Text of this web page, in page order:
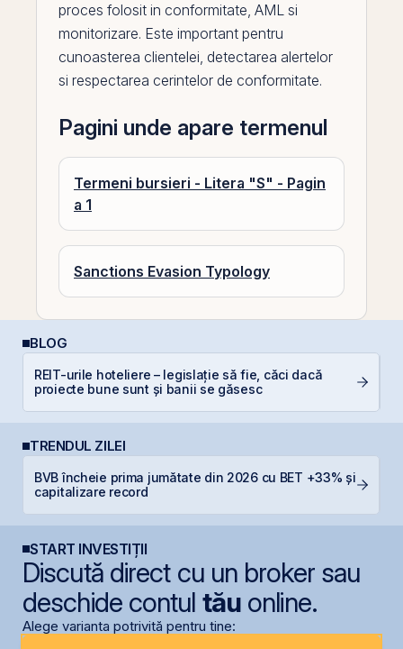
proces folosit in conformitate, AML si
monitorizare. Este important pentru
cunoasterea clientelei, detectarea alertelor
si respectarea cerintelor de conformitate.
Pagini unde apare termenul
Termeni bursieri - Litera "S" - Pagin
a 1
Sanctions Evasion Typology
BLOG
REIT-urile hoteliere – legislație să fie, căci dacă
proiecte bune sunt și banii se găsesc
TRENDUL ZILEI
BVB încheie prima jumătate din 2026 cu BET +33% și
capitalizare record
START INVESTIȚII
Discută direct cu un broker sau
deschide contul tăuonline.
Alege varianta potrivită pentru tine: